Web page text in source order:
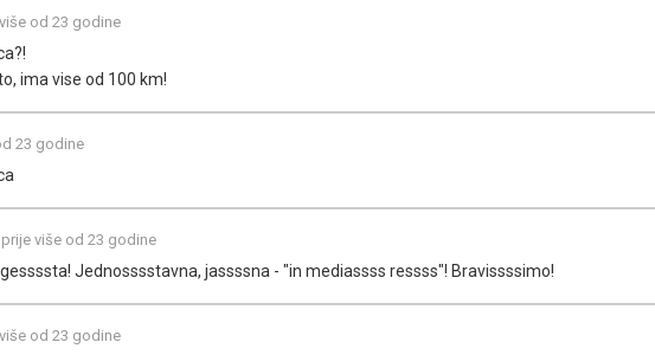
od 23 godine
ima vise od 100 km!
23 godine
prije više od 23 godine
Jednosssstavna, jassssna - "in mediassss ressss"! Bravissssimo!
od 23 godine